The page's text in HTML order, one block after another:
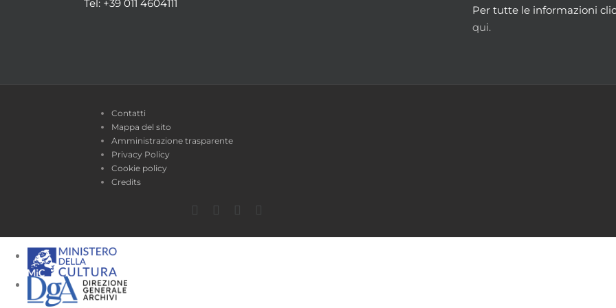
Tel: +39 011 4604111
Per tutte le informazioni
qui.
Contatti
Mappa del sito
Amministrazione trasparente
Privacy Policy
Cookie policy
Credits
Facebook
TwitterYouTube